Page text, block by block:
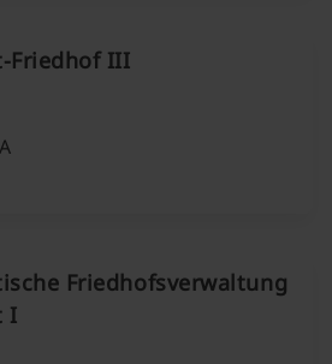
Friedhof III
Friedhofsverwaltung
I